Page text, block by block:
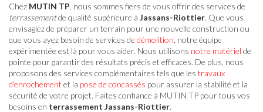
Chez MUTIN TP , nous sommes fiers de vous offrir des services de
terrassementde qualité supérieure à Jassans-Riottier. Que vous
envisagiez de préparer un terrain pour une nouvelle construction ou
que vous ayez besoin de services de démolition , notre équipe
expérimentée est là pour vous aider. Nous utilisons notre matériel de
pointe pour garantir des résultats précis et efficaces. De plus, nous
proposons des services complémentaires tels que les travaux
d'enrochement et la pose de concassés pour assurer la stabilité et la
sécurité de votre projet. Faites confiance à MUTIN TP pour tous vos
besoins en terrassement Jassans-Riottier.